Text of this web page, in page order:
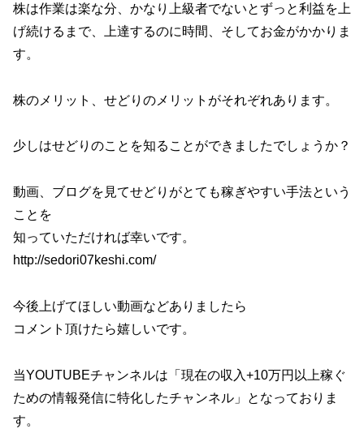
株は作業は楽な分、かなり上級者でないとずっと利益を上
げ続けるまで、上達するのに時間、そしてお金がかかりま
す。
株のメリット、せどりのメリットがそれぞれあります。
少しはせどりのことを知ることができましたでしょうか？
動画、ブログを見てせどりがとても稼ぎやすい手法という
ことを
知っていただければ幸いです。
http://sedori07keshi.com/
今後上げてほしい動画などありましたら
コメント頂けたら嬉しいです。
当YOUTUBEチャンネルは「現在の収入+10万円以上稼ぐ
ための情報発信に特化したチャンネル」となっておりま
す。